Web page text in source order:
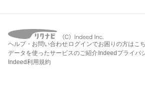
ヘルプ・お問い合わせ ログインでお困りの方はこ
データを使ったサービスのご紹介 Indeedプライバ
Indeed利用規約